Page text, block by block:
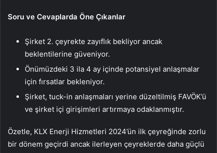
Soru ve Cevaplarda Öne Çıkanlar
Şirket 2. çeyrekte zayıflık bekliyor ancak
beklentilerine güveniyor.
Önümüzdeki 3 ila 4 ay içinde potansiyel anlaşmalar
için fırsatlar bekleniyor.
Şirket, tuck-in anlaşmaları yerine düzeltilmiş FAVÖK’ü
ve şirket içi girişimleri artırmaya odaklanmıştır.
Özetle, KLX Enerji Hizmetleri 2024’ün ilk çeyreğinde zorlu
bir dönem geçirdi ancak ilerleyen çeyreklerde daha güçlü